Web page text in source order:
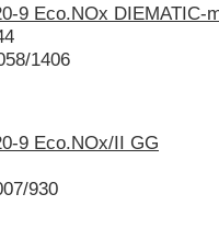
9 Eco.NOx DIEMATIC-
1406
9 Eco.NOx/II GG
930